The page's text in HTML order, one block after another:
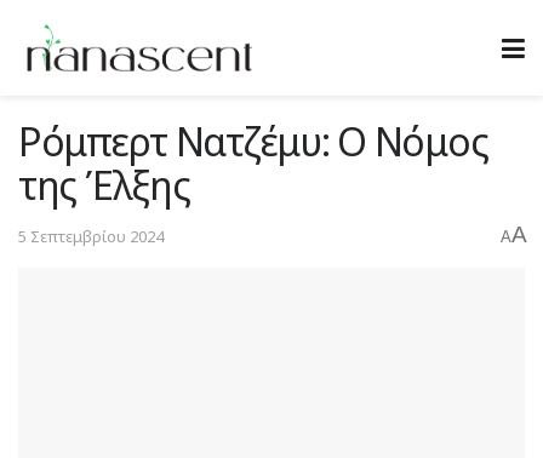
Ρόμπερτ Νατζέμυ: Ο Νόμος
της Έλξης
5 Σεπτεμβρίου 2024 AA